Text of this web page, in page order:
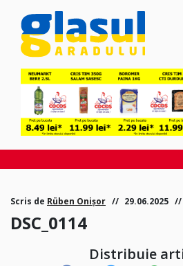
Scris de Rüben Onișor 29.06.2025
DSC_0114
Distribuie